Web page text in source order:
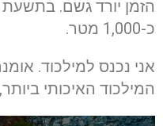
הזמן יורד גשם.
כ-1,000 מטר.
המילכוד האיכותי